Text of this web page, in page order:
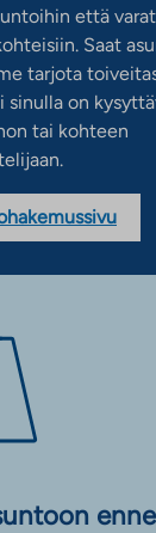
että
Saat
tarjota
sinulla on
tai kohteen